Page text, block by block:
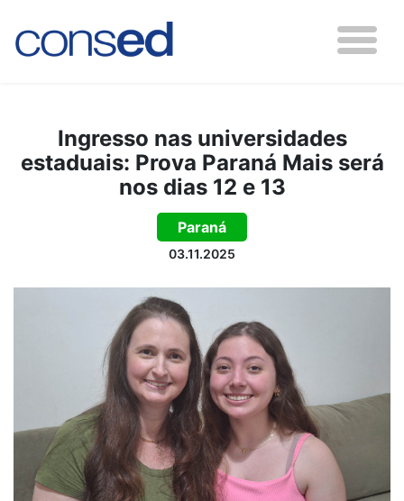
Ingresso nas universidades
estaduais: Prova Paraná Mais será
nos dias 12 e 13
Paraná
03.11.2025